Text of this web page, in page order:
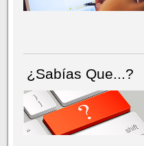
¿Sabías Que...?